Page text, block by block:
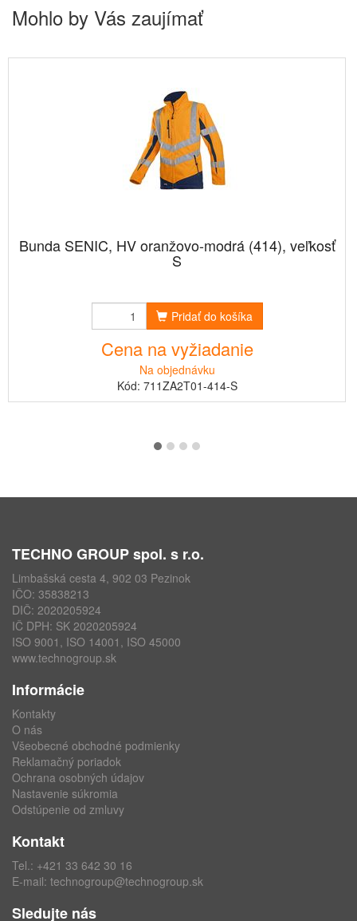
Mohlo by Vás zaujímať
Bunda SENIC, HV oranžovo-modrá (414), veľkosť
S
Pridať do košíka
Cena na vyžiadanie
Na objednávku
Kód: 711ZA2T01-414-S
TECHNO GROUP spol. s r.o.
Limbašská cesta 4, 902 03 Pezinok
IČO: 35838213
DIČ: 2020205924
IČ DPH: SK 2020205924
ISO 9001, ISO 14001, ISO 45000
www.technogroup.sk
Informácie
Kontakty
O nás
Všeobecné obchodné podmienky
Reklamačný poriadok
Ochrana osobných údajov
Nastavenie súkromia
Odstúpenie od zmluvy
Kontakt
Tel.: +421 33 642 30 16
E-mail: technogroup@technogroup.sk
Sledujte nás